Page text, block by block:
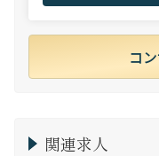
コ
関連求人